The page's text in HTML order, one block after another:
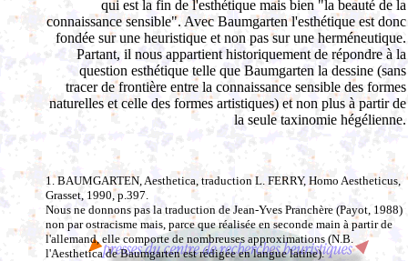
qui est la fin de l'esthétique mais bien "la beauté de la
connaissance sensible". Avec Baumgarten l'esthétique est donc
fondée sur une heuristique et non pas sur une herméneutique.
Partant, il nous appartient historiquement de répondre à la
question esthétique telle que Baumgarten la dessine (sans
tracer de frontière entre la connaissance sensible des formes
naturelles et celle des formes artistiques) et non plus à partir de
la seule taxinomie hégélienne.
1. BAUMGARTEN, Aesthetica, traduction L. FERRY, Homo Aestheticus,
Grasset, 1990, p.397.
Nous ne donnons pas la traduction de Jean-Yves Pranchère (Payot, 1988)
non par ostracisme mais, parce que réalisée en seconde main à partir de
l'allemand, elle comporte de nombreuses approximations (N.B.
l'Aesthetica de Baumgarten est rédigée en langue latine).